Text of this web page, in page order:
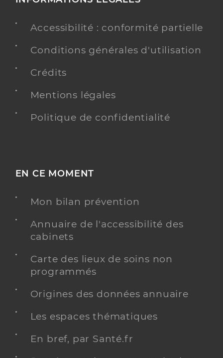
Accessibilité : conformité partielle
Conditions générales d'utilisation
Crédits
Mentions légales
Politique de confidentialité
EN CE MOMENT
Mon bilan prévention
Annuaire de l'accessibilité des
cabinets
Carte des lieux de soins non
programmés
Origines des données annuaire
Les espaces thématiques
En bref, par Santé.fr